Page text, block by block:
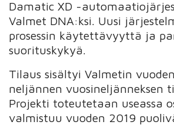
Damatic XD -
Valmet DNA:ksi. Uusi
prosessin käytettävyyttä ja
suorituskykyä.
Tilaus sisältyi Valmetin
neljännen vuosineljänneksen
Projekti toteutetaan useassa
valmistuu vuoden 2019